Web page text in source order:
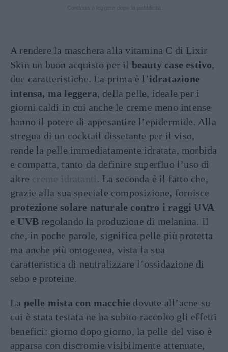
A rendere la maschera alla vitamina C di Lixir
Skin un buon acquisto per il beauty case estivo,
due caratteristiche. La prima è l’idratazione
intensa, ma leggera, della pelle, ideale per i
giorni caldi in cui anche le creme meno intense
hanno il potere di appesantire l’epidermide. Alla
stregua di un cocktail dissetante per il viso,
rende la pelle immediatamente idratata, morbida
e compatta, tanto da definire superfluo l’uso di
altre creme idratanti. La seconda è il fatto che,
grazie alla sua speciale composizione, fornisce
protezione solare naturale contro i raggi UVA
e UVB regolando la produzione di melanina. Il
che, in poche parole, significa pelle più protetta
ma anche più omogenea, vista la sua
caratteristica di neutralizzare l’ossidazione di
sebo e proteine.
La pelle mista con macchie dovute all’acne su
cui è stata testata ne ha subito raccolto gli effetti
benefici: giorno dopo giorno, la pelle del viso è
apparsa con discromie visibilmente attenuate,